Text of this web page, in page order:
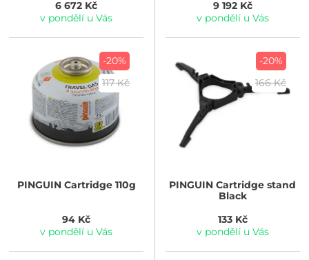
6 672 Kč
v pondělí u Vás
9 192 Kč
v pondělí u Vás
-20%
117 Kč
PINGUINCartridge 110g
94 Kč
v pondělí u Vás
-20%
166 Kč
PINGUIN Cartridge stand
Black
133 Kč
v pondělí u Vás